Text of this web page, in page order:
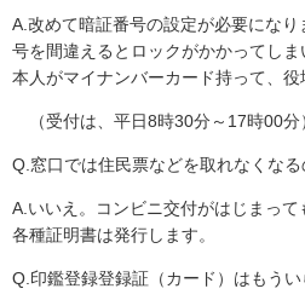
A.改めて暗証番号の設定が必要にな
号を間違えるとロックがかかってし
本人がマイナンバーカード持って、役
（受付は、平日8時30分～17時00分
Q.窓口では住民票などを取れなくなる
A.いいえ。コンビニ交付がはじまっ
各種証明書は発行します。
Q.印鑑登録登録証（カード）はもうい